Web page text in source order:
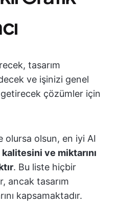
tasarım
ve işinizi genel
çözümler için
olursa olsun, en iyi AI
ve miktarını
. Bu liste hiçbir
ancak tasarım
kapsamaktadır.